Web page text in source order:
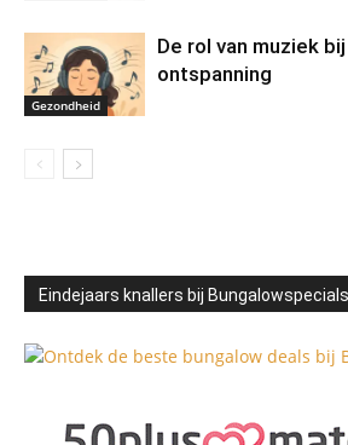
Gezondheid
De rol van muziek
ontspanning
Eindejaars knallers bij Bungalowspecials